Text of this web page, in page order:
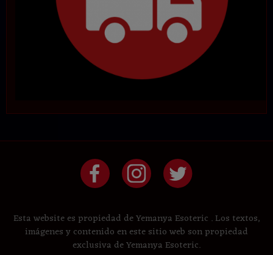
Esta website es propiedad de Yemanya Esoteric . Los textos,
imágenes y contenido en este sitio web son propiedad
exclusiva de Yemanya Esoteric.